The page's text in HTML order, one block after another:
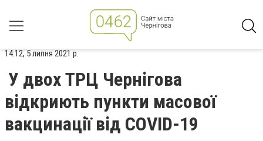
14:12, 5 липня 2021 р.
У двох ТРЦ Чернігова
відкриють пункти масової
вакцинації від COVID-19